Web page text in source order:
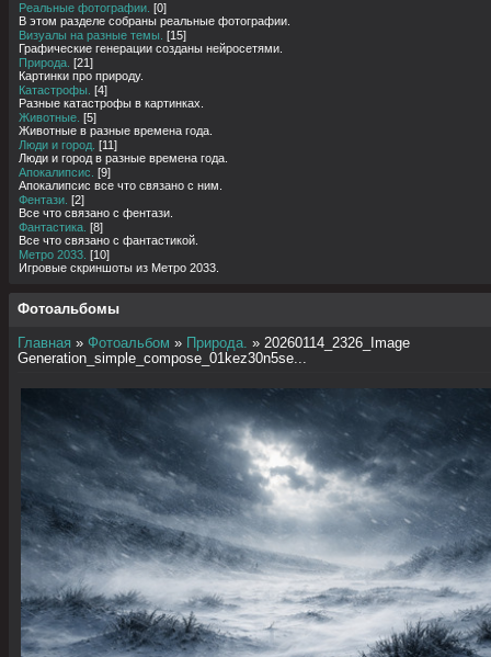
Реальные фотографии. [0]
В этом разделе собраны реальные фотографии.
Визуалы на разные темы. [15]
Графические генерации созданы нейросетями.
Природа. [21]
Картинки про природу.
Катастрофы. [4]
Разные катастрофы в картинках.
Животные. [5]
Животные в разные времена года.
Люди и город. [11]
Люди и город в разные времена года.
Апокалипсис. [9]
Апокалипсис все что связано с ним.
Фентази. [2]
Все что связано с фентази.
Фантастика. [8]
Все что связано с фантастикой.
Метро 2033. [10]
Игровые скриншоты из Метро 2033.
Фотоальбомы
Главная » Фотоальбом » Природа. » 20260114_2326_Image
Generation_simple_compose_01kez30n5se...